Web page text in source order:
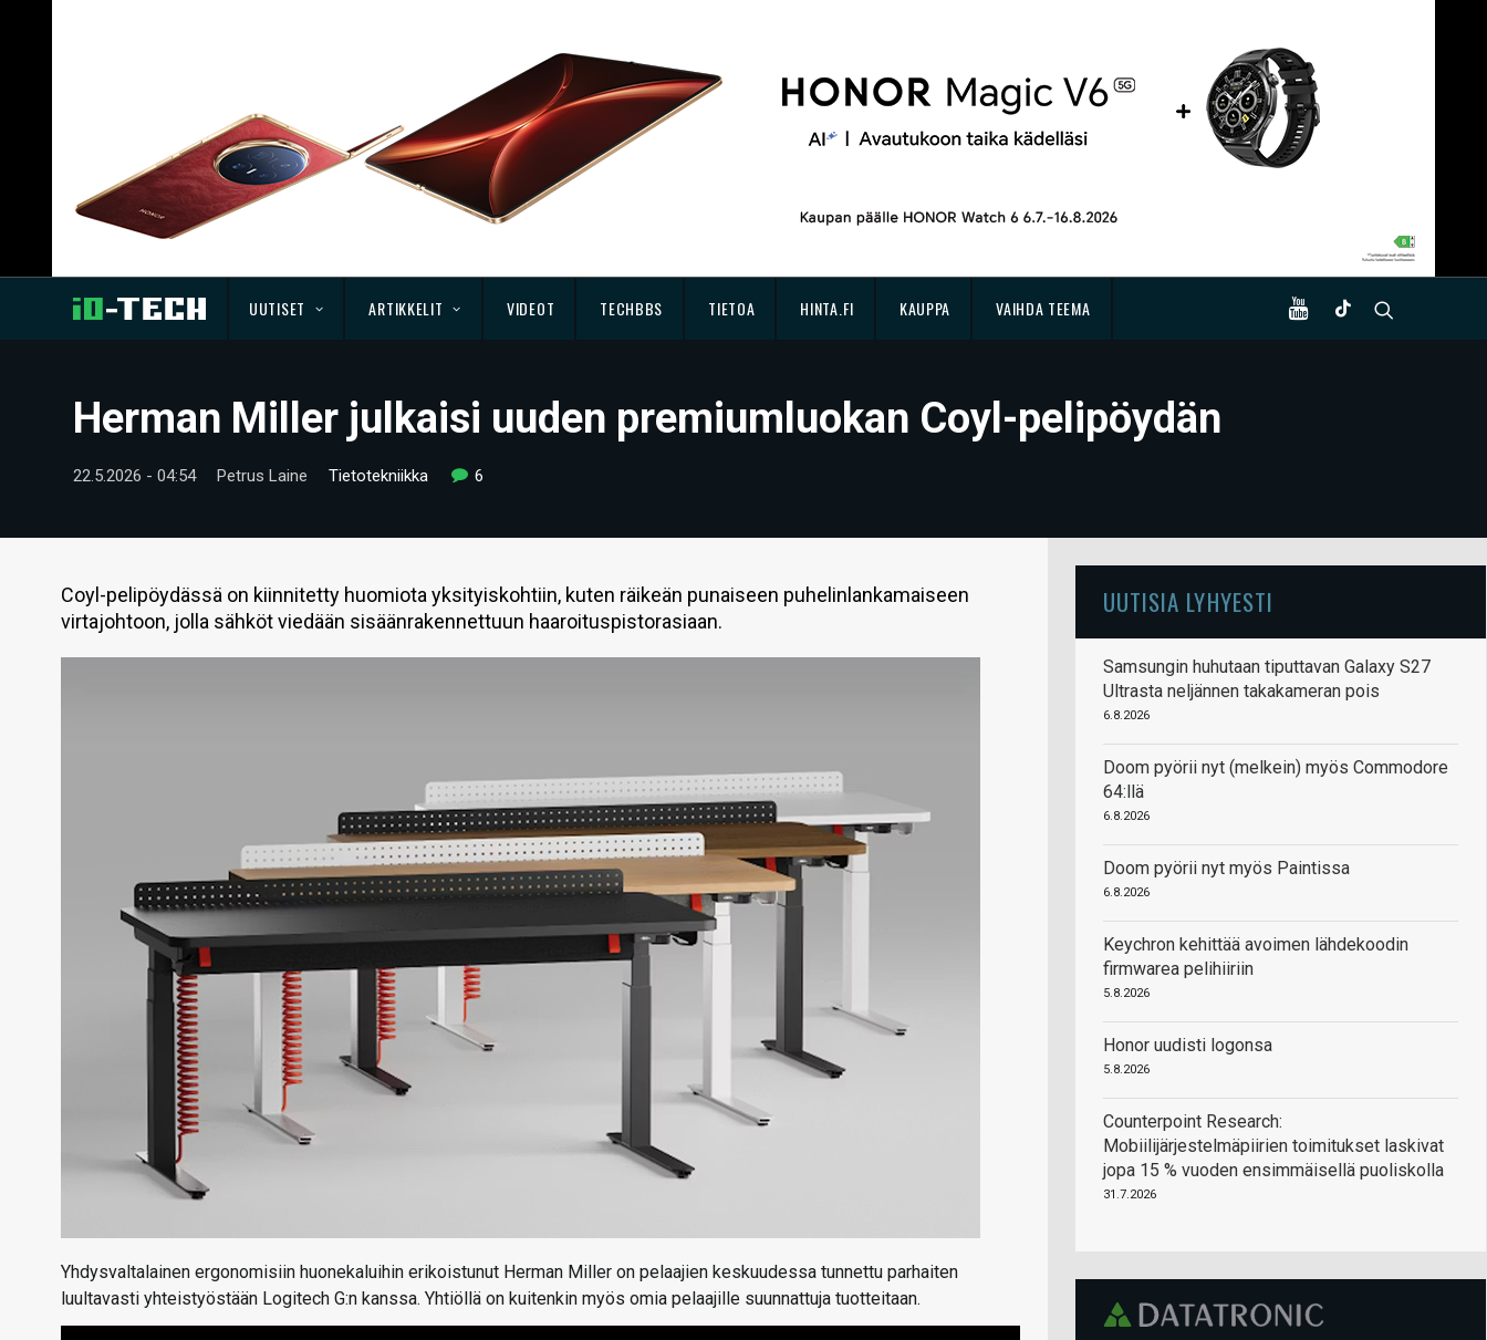
UUTISET ARTIKKELIT VIDEOT TECHBBS TIETOA HINTA.FI KAUPPA VAIHDA TEEMA
Herman Miller julkaisi uuden premiumluokan Coyl-pelipöydän
22.5.2026 - 04:54 Petrus Laine Tietotekniikka 6
Coyl-pelipöydässä on kiinnitetty huomiota yksityiskohtiin, kuten räikeän punaiseen puhelinlankamaiseen
virtajohtoon, jolla sähköt viedään sisäänrakennettuun haaroituspistorasiaan.
Yhdysvaltalainen ergonomisiin huonekaluihin erikoistunut Herman Miller on pelaajien keskuudessa tunnettu parhaiten
luultavasti yhteistyöstään Logitech G:n kanssa. Yhtiöllä on kuitenkin myös omia pelaajille suunnattuja tuotteitaan.
UUTISIA LYHYESTI
Samsungin huhutaan tiputtavan Galaxy S27
Ultrasta neljännen takakameran pois
6.8.2026
Doom pyörii nyt (melkein) myös Commodore
64:llä
6.8.2026
Doom pyörii nyt myös Paintissa
6.8.2026
Keychron kehittää avoimen lähdekoodin
firmwarea pelihiiriin
5.8.2026
Honor uudisti logonsa
5.8.2026
Counterpoint Research:
Mobiilijärjestelmäpiirien toimitukset laskivat
jopa 15 % vuoden ensimmäisellä puoliskolla
31.7.2026